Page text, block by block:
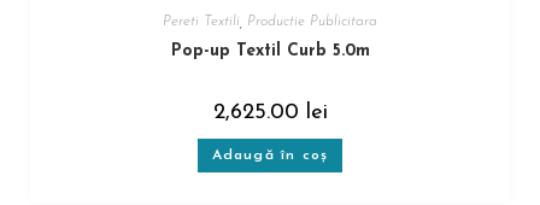
Pereti Textili Productie Publicitara
Pop-up Textil Curb 5.0m
2,625.00 lei
Adaugă în coș